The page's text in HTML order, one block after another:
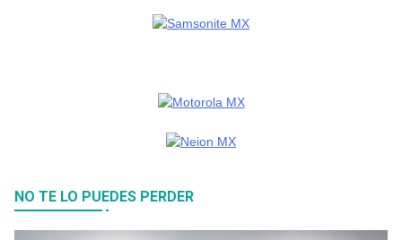
NO TE LO PUEDES PERDER